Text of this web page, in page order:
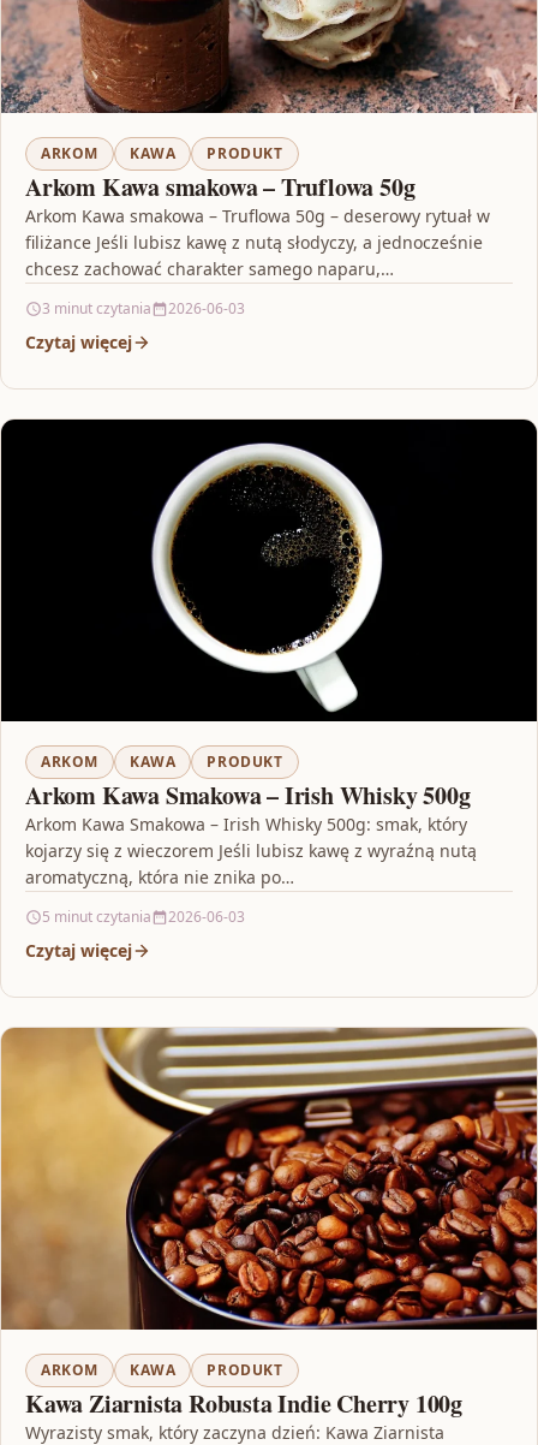
ARKOM KAWA PRODUKT
Arkom Kawa smakowa – Truflowa 50g
Arkom Kawa smakowa – Truflowa 50g – deserowy rytuał w
filiżance Jeśli lubisz kawę z nutą słodyczy, a jednocześnie
chcesz zachować charakter samego naparu,…
3 minut czytania 2026-06-03
Czytaj więcej
ARKOM KAWA PRODUKT
Arkom Kawa Smakowa – Irish Whisky 500g
Arkom Kawa Smakowa – Irish Whisky 500g: smak, który
kojarzy się z wieczorem Jeśli lubisz kawę z wyraźną nutą
aromatyczną, która nie znika po…
5 minut czytania 2026-06-03
Czytaj więcej
ARKOM KAWA PRODUKT
Kawa Ziarnista Robusta Indie Cherry 100g
Wyrazisty smak, który zaczyna dzień: Kawa Ziarnista